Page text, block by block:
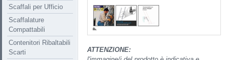
ATTENZIONE:
Scaffali per Ufficio
Scaffalature
Compattabili
Contenitori Ribaltabili
Scarti